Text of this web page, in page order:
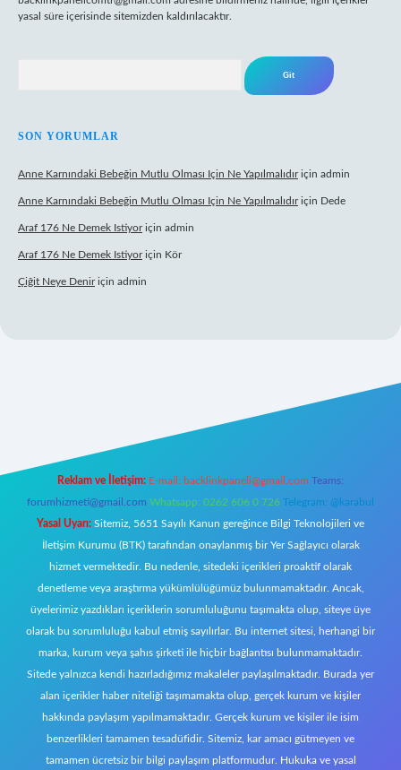
yasal süre içerisinde sitemizden kaldırılacaktır.
SON YORUMLAR
Anne Karnındaki Bebeğin Mutlu Olması Için Ne Yapılmalıdıriçin admin
Anne Karnındaki Bebeğin Mutlu Olması Için Ne Yapılmalıdıriçin Dede
Araf 176 Ne Demek Istiyoriçin admin
Araf 176 Ne Demek Istiyoriçin Kör
Çiğit Neye Deniriçin admin
Reklam ve İletişim: E-mail: backlinkpaneli@gmail.com Teams:
forumhizmeti@gmail.com Whatsapp: 0262 606 0 726 Telegram: @karabul
Yasal Uyarı: Sitemiz, 5651 Sayılı Kanun gereğince Bilgi Teknolojileri ve
İletişim Kurumu (BTK) tarafından onaylanmış bir Yer Sağlayıcı olarak
hizmet vermektedir. Bu nedenle, sitedeki içerikleri proaktif olarak
denetleme veya araştırma yükümlülüğümüz bulunmamaktadır. Ancak,
üyelerimiz yazdıkları içeriklerin sorumluluğunu taşımakta olup, siteye üye
olarak bu sorumluluğu kabul etmiş sayılırlar. Bu internet sitesi, herhangi bir
marka, kurum veya şahıs şirketi ile hiçbir bağlantısı bulunmamaktadır.
Sitede yalnızca kendi hazırladığımız makaleler paylaşılmaktadır. Burada yer
alan içerikler haber niteliği taşımamakta olup, gerçek kurum ve kişiler
hakkında paylaşım yapılmamaktadır. Gerçek kurum ve kişiler ile isim
benzerlikleri tamamen tesadüfidir. Sitemiz, kar amacı gütmeyen ve
tamamen ücretsiz bir bilgi paylaşım platformudur. Hukuka ve yasal